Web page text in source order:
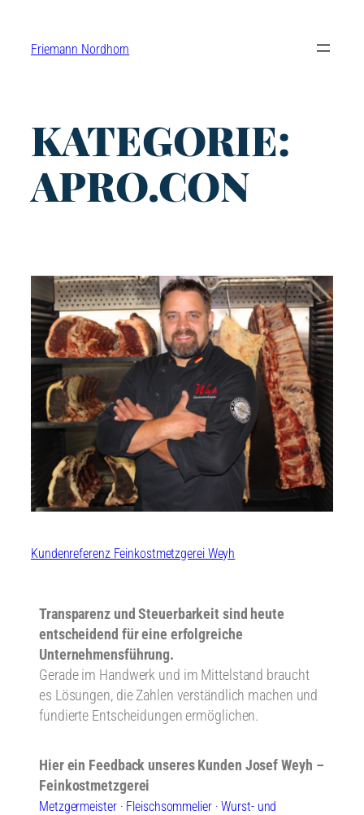
Friemann Nordhorn
KATEGORIE:
APRO.CON
Kundenreferenz Feinkostmetzgerei Weyh
Transparenz und Steuerbarkeit sind heute
entscheidend für eine erfolgreiche
Unternehmensführung.
Gerade im Handwerk und im Mittelstand braucht
es Lösungen, die Zahlen verständlich machen und
fundierte Entscheidungen ermöglichen.
Hier ein Feedback unseres Kunden Josef Weyh –
Feinkostmetzgerei
Metzgermeister · Fleischsommelier · Wurst- und